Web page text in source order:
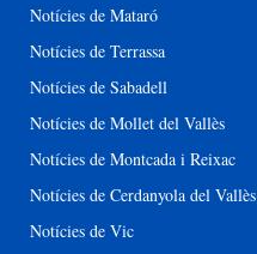
Notícies de Mataró
Notícies de Terrassa
Notícies de Sabadell
Notícies de Mollet del Vallès
Notícies de Montcada i Reixac
Notícies de Cerdanyola del Vallès
Notícies de Vic